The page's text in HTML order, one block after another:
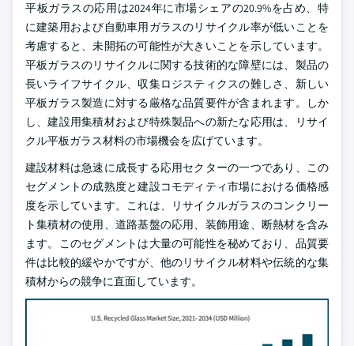
平板ガラスの応用は2024年に市場シェアの20.9%を占め、特
に建築用および自動車用ガラスのリサイクル率が低いことを
考慮すると、未開拓の可能性が大きいことを示しています。
平板ガラスのリサイクルに関する技術的な障壁には、製品の
長いライフサイクル、収集ロジスティクスの難しさ、新しい
平板ガラス製造に対する厳格な品質要件が含まれます。しか
し、建設用集積材および特殊製品への新たな応用は、リサイ
クル平板ガラス材料の市場機会を広げています。
建設材料は急速に成長する応用セクターの一つであり、この
セグメントの成熟度と建設コモディティ市場における価格感
度を示しています。これは、リサイクルガラスのコンクリー
ト集積材の使用、道路基盤の応用、装飾用途、断熱材を含み
ます。このセグメントは大量の可能性を秘めており、品質要
件は比較的緩やかですが、他のリサイクル材料や伝統的な集
積材からの競争に直面しています。